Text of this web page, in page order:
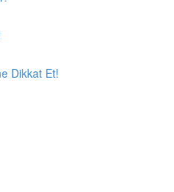
Dikkat Et!